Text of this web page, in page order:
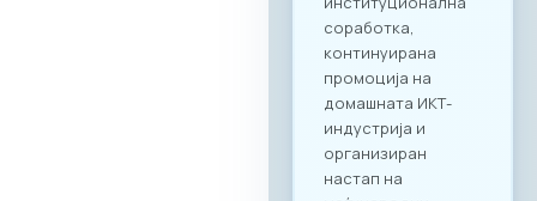
Учеството на
„Digital Bridge &
Business ICT Forum
2026“ нуди
стратешка можност
за македонските
компании да
остварат директен